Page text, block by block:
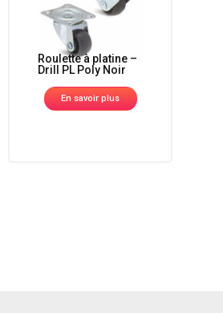
Roulette à platine –
Drill PL Poly Noir
En savoir plus